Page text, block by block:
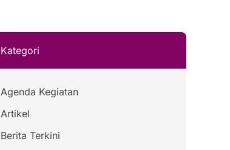
Kategori
Agenda Kegiatan
Artikel
Berita Terkini